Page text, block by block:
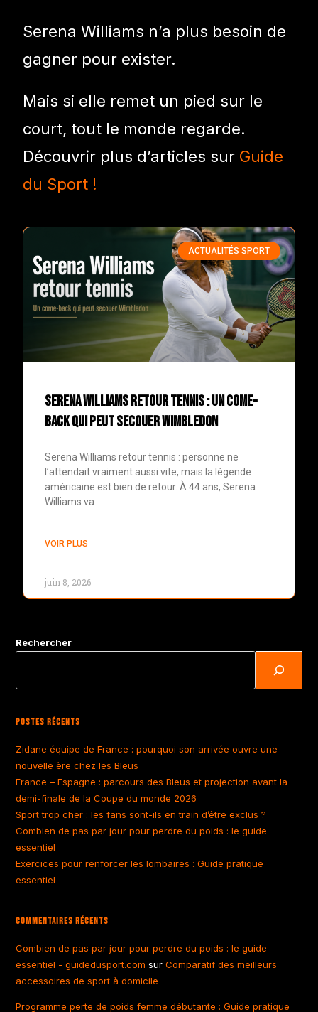
Serena Williams n’a plus besoin de
gagner pour exister.
Mais si elle remet un pied sur le
court, tout le monde regarde.
Découvrir plus d’articles sur Guide
du Sport !
ACTUALITÉS SPORT
Serena Williams retour tennis : un come-
back qui peut secouer Wimbledon
Serena Williams retour tennis : personne ne
l’attendait vraiment aussi vite, mais la légende
américaine est bien de retour. À 44 ans, Serena
Williams va
VOIR PLUS
juin 8, 2026
Rechercher
Postes Récents
Zidane équipe de France : pourquoi son arrivée ouvre une
nouvelle ère chez les Bleus
France – Espagne : parcours des Bleus et projection avant la
demi-finale de la Coupe du monde 2026
Sport trop cher : les fans sont-ils en train d’être exclus ?
Combien de pas par jour pour perdre du poids : le guide
essentiel
Exercices pour renforcer les lombaires : Guide pratique
essentiel
Commentaires Récents
Combien de pas par jour pour perdre du poids : le guide
essentiel - guidedusport.com surComparatif des meilleurs
accessoires de sport à domicile
Programme perte de poids femme débutante : Guide pratique